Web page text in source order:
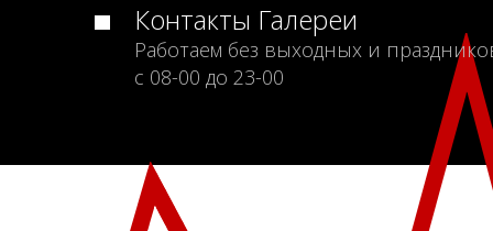
Контакты Галереи
Работаем без выходных и
с 08-00 до 23-00